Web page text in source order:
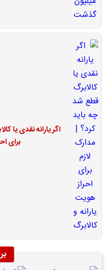
اگر یارانه نقدی یا
برای